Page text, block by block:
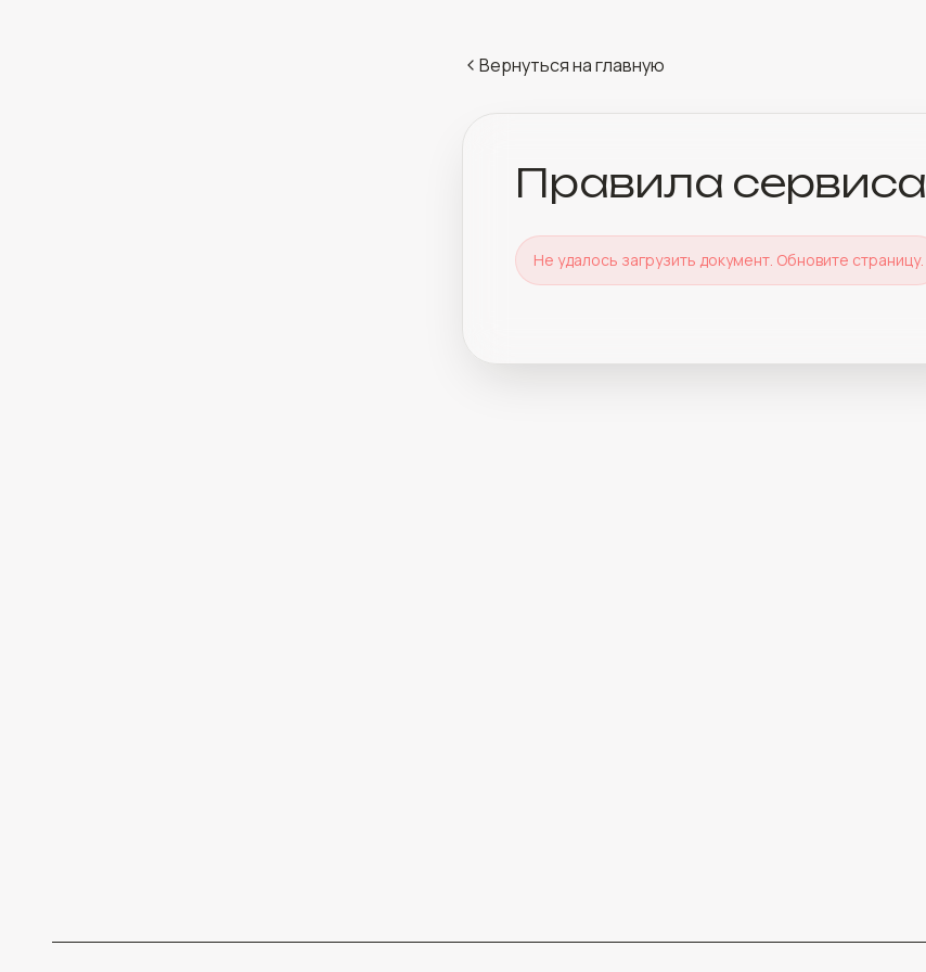
Вернуться на главную
Правила сервиса
Не удалось загрузить документ. Обновите страницу.